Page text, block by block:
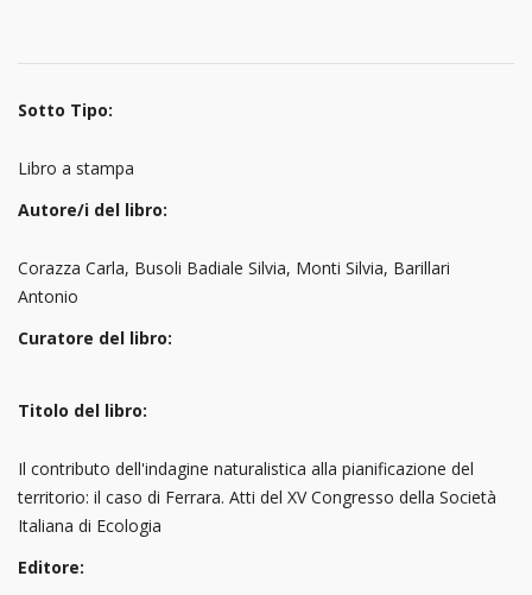
Sotto Tipo:
Libro a stampa
Autore/i del libro:
Corazza Carla, Busoli Badiale Silvia, Monti Silvia, Barillari
Antonio
Curatore del libro:
Titolo del libro:
Il contributo dell'indagine naturalistica alla pianificazione del
territorio: il caso di Ferrara. Atti del XV Congresso della Società
Italiana di Ecologia
Editore: